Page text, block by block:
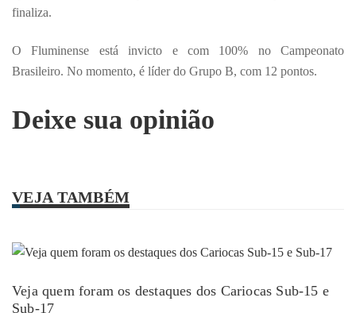
finaliza.
O Fluminense está invicto e com 100% no Campeonato
Brasileiro. No momento, é líder do Grupo B, com 12 pontos.
Deixe sua opinião
VEJA TAMBÉM
Veja quem foram os destaques dos Cariocas Sub-15 e
Sub-17